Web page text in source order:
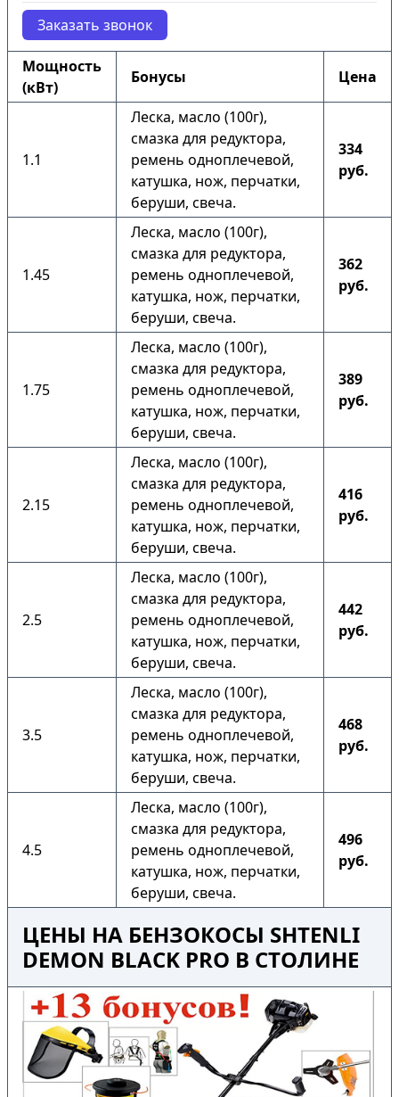
Заказать звонок
Мощность
(кВт)
Бонусы Цена
1.1
Леска, масло (100г),
смазка для редуктора,
ремень одноплечевой,
катушка, нож, перчатки,
беруши, свеча.
334
руб.
1.45
Леска, масло (100г),
смазка для редуктора,
ремень одноплечевой,
катушка, нож, перчатки,
беруши, свеча.
362
руб.
1.75
Леска, масло (100г),
смазка для редуктора,
ремень одноплечевой,
катушка, нож, перчатки,
беруши, свеча.
389
руб.
2.15
Леска, масло (100г),
смазка для редуктора,
ремень одноплечевой,
катушка, нож, перчатки,
беруши, свеча.
416
руб.
2.5
Леска, масло (100г),
смазка для редуктора,
ремень одноплечевой,
катушка, нож, перчатки,
беруши, свеча.
442
руб.
3.5
Леска, масло (100г),
смазка для редуктора,
ремень одноплечевой,
катушка, нож, перчатки,
беруши, свеча.
468
руб.
4.5
Леска, масло (100г),
смазка для редуктора,
ремень одноплечевой,
катушка, нож, перчатки,
беруши, свеча.
496
руб.
ЦЕНЫ НА БЕНЗОКОСЫ SHTENLI
DEMON BLACK PRO В СТОЛИНЕ